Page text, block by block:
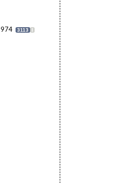
3113 I